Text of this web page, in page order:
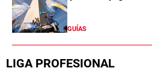
GUÍAS
LIGA PROFESIONAL